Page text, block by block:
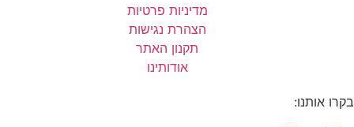
מדיניות פרטיות
הצהרת נגישות
תקנון האתר
אודותינו
בקרו אותנו: